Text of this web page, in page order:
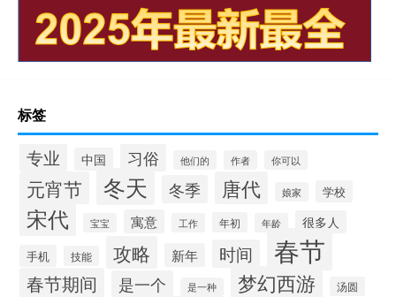
标签
专业 中国 习俗 他们的 作者 你可以
元宵节 冬天 冬季 唐代 娘家 学校
宋代 宝宝 寓意 工作 年初 年龄 很多人
手机 技能 攻略 新年 时间 春节
春节期间 是一个 是一种 梦幻西游 汤圆